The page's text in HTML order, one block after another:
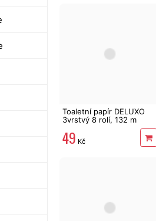
Toaletní papír DELUXO
3vrstvý 8 rolí, 132 m
49 Kč